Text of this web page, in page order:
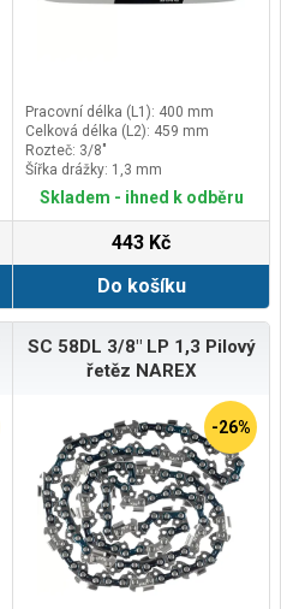
Pracovní délka (L1): 400 mm
Celková délka (L2): 459 mm
Rozteč: 3/8"
Šířka drážky: 1,3 mm
Skladem - ihned k odběru
443 Kč
Do košíku
SC 58DL 3/8" LP 1,3 Pilový
řetěz NAREX
-26%